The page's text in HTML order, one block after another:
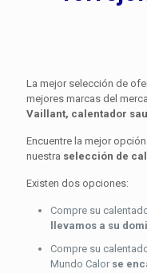
La mejor selección de
mejores marcas del
Vaillant, calentador
Encuentre la mejor
nuestra selección de
Existen dos opciones:
Compre su
llevamos a su
Compre su
Mundo Calor se